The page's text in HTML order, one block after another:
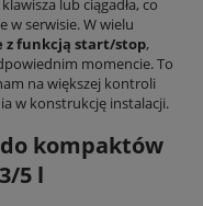
lub ciągadła, co
w serwisie. W wielu
z funkcją start/stop,
momencie. To
na większej kontroli
w konstrukcję instalacji.
kompaktów
5 l